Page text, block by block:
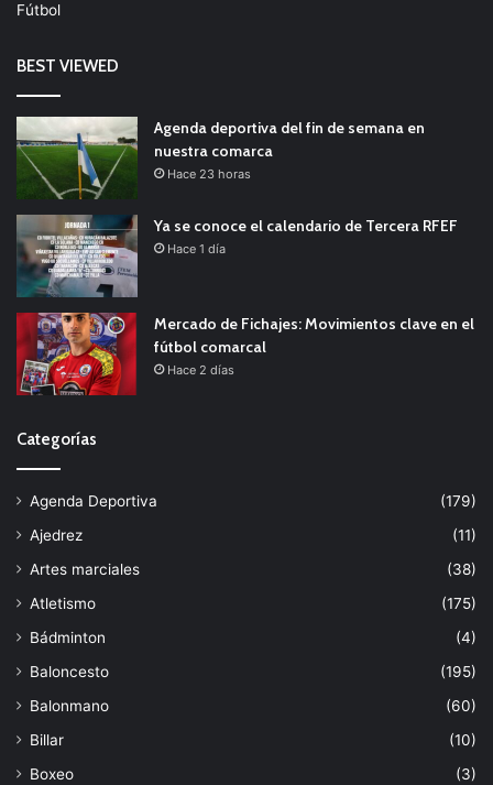
Fútbol
BEST VIEWED
Agenda deportiva del fin de semana en
nuestra comarca
Hace 23 horas
Ya se conoce el calendario de Tercera RFEF
Hace 1 día
Mercado de Fichajes: Movimientos clave en el
fútbol comarcal
Hace 2 días
Categorías
Agenda Deportiva
(179)
Ajedrez
(11)
Artes marciales
(38)
Atletismo
(175)
Bádminton
(4)
Baloncesto
(195)
Balonmano
(60)
Billar
(10)
Boxeo
(3)